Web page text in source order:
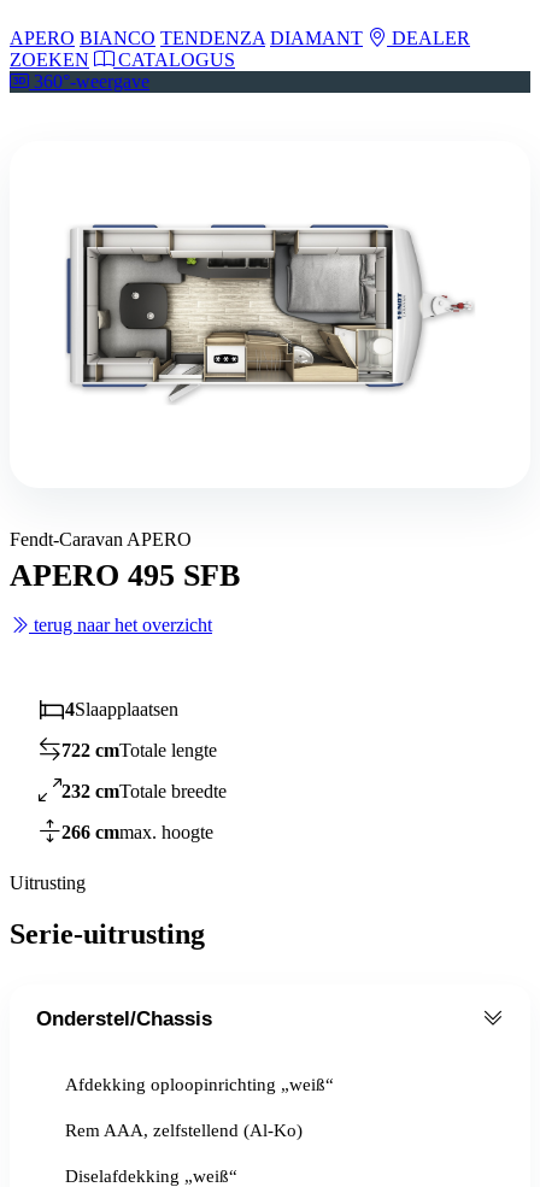
APERO BIANCO TENDENZA DIAMANT
DEALER
ZOEKEN
CATALOGUS
360°-weergave
Fendt-Caravan APERO
APERO 495 SFB
terug naar het overzicht
4Slaapplaatsen
722 cmTotale lengte
232 cmTotale breedte
266 cmmax. hoogte
Uitrusting
Serie-uitrusting
Onderstel/Chassis
Afdekking oploopinrichting „weiß“
Rem AAA, zelfstellend (Al-Ko)
Diselafdekking „weiß“